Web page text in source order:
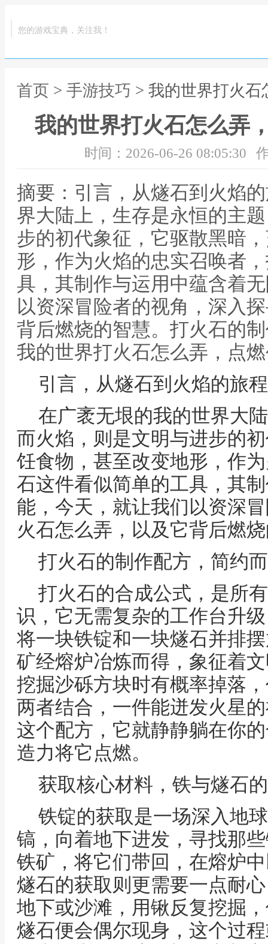
您的游戏宝典，关注我！
首页 > 手游技巧 > 我的世界打火
我的世界打火石怎么弄
时间：2026-06-26 08:05:30
摘要：引言，从燧石到火焰
界大陆上，生存是永恒的主
步的初代象征，它驱散黑暗
形，作为火焰的忠实召唤者
具，其制作与运用中蕴含着
以资深冒险者的视角，深入
背后燃烧的智慧。打火石的
我的世界打火石怎么弄，点
引言，从燧石到火焰的旅程
在广袤无垠的我的世界大
而火焰，则是文明与进步的
饪食物，甚至改变地形，作
石这件看似简单的工具，其
能，今天，就让我们以资深
火石怎么弄，以及它背后燃
打火石的制作配方，简约
打火石的合成公式，是所
识，它无需复杂的工作台升
将一块铁锭和一块燧石并排
矿经熔炉冶炼而得，象征着
挖掘沙砾方块时有概率掉落
两者结合，一件能迸发火星
这个配方，它就静静躺在你
造力将它点燃。
获取核心材料，铁与燧石
铁锭的获取是一场深入地
镐，向着地下进发，寻找那
铁矿，将它们带回，在熔炉
燧石的获取则更需要一点耐
地下或沙滩，用锹反复挖掘
燧石便会偶尔现身，这个过